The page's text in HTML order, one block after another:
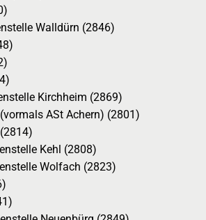
Walldürn (2846)
Kirchheim (2869)
ASt Achern) (2801)
Kehl (2808)
Wolfach (2823)